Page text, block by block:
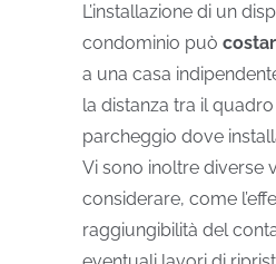
L’installazione di un
condominio può
a una casa
la distanza tra il
parcheggio dove
Vi sono inoltre diverse
considerare, come
raggiungibilità del